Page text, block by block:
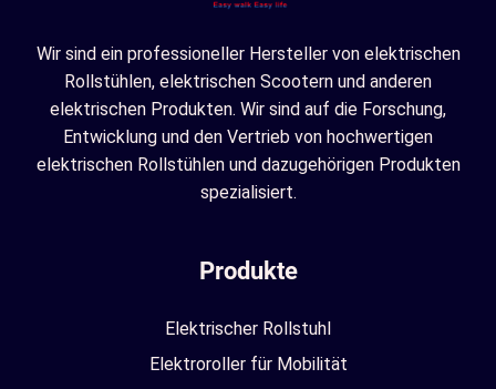
Wir sind ein professioneller Hersteller von elektrischen
Rollstühlen, elektrischen Scootern und anderen
elektrischen Produkten. Wir sind auf die Forschung,
Entwicklung und den Vertrieb von hochwertigen
elektrischen Rollstühlen und dazugehörigen Produkten
spezialisiert.
Produkte
Elektrischer Rollstuhl
Elektroroller für Mobilität